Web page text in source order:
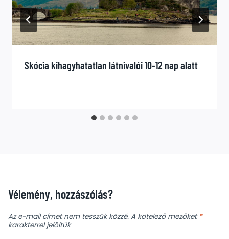
Skócia kihagyhatatlan látnivalói 10-12 nap alatt
Vélemény, hozzászólás?
Az e-mail címet nem tesszük közzé. A kötelező mezőket *
karakterrel jelöltük